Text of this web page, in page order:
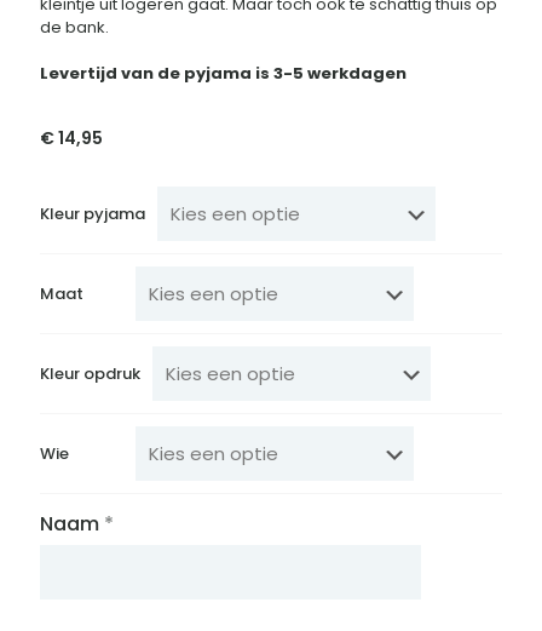
de bank.
Levertijd van de pyjama is 3-5 werkdagen
€14,95
Kleur pyjama
Maat
Kleur opdruk
Wie
Naam *